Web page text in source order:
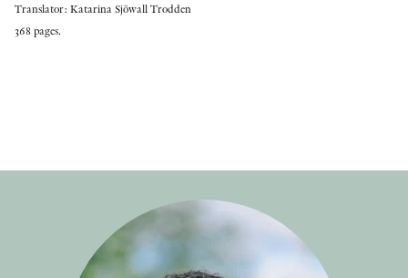
Translator: Katarina Sjöwall Trodden
368 pages.